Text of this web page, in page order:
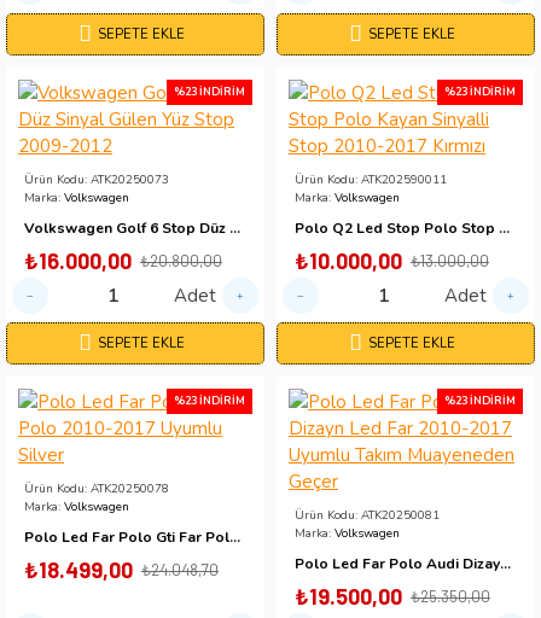
SEPETE EKLE SEPETE EKLE
%23 İNDIRIM
Ürün Kodu: ATK20250073
Marka: Volkswagen
Volkswagen Golf 6 Stop Düz Sinyal Gülen Yüz Stop 2009-2012
₺16.000,00 ₺20.800,00
Adet
SEPETE EKLE
%23 İNDIRIM
Ürün Kodu: ATK202590011
Marka: Volkswagen
Polo Q2 Led Stop Polo Stop Polo Kayan Sinyalli Stop 2010-2017 Kırmızı
₺10.000,00 ₺13.000,00
Adet
SEPETE EKLE
%23 İNDIRIM
Ürün Kodu: ATK20250078
Marka: Volkswagen
Polo Led Far Polo Gti Far Polo 2010-2017 Uyumlu Silver
₺18.499,00 ₺24.048,70
%23 İNDIRIM
Ürün Kodu: ATK20250081
Marka: Volkswagen
Polo Led Far Polo Audi Dizayn Led Far 2010-2017 Uyumlu Takım Muayeneden Geçer
₺19.500,00 ₺25.350,00